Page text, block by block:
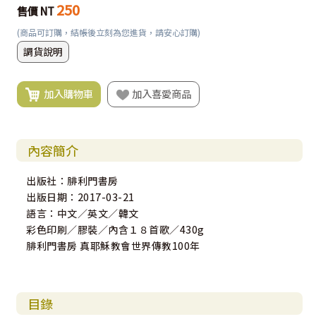
售價 NT 250
(商品可訂購，結帳後立刻為您進貨，請安心訂購)
調貨說明
加入購物車 加入喜愛商品
內容簡介
出版社：腓利門書房
出版日期：2017-03-21
語言：中文／英文／韓文
彩色印刷／膠裝／內含１８首歌／430g
腓利門書房 真耶穌教會世界傳教100年
目錄